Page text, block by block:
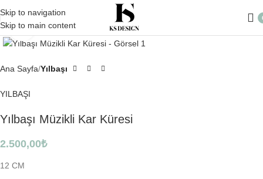
Skip to navigation
Skip to main content
Click to enlarge
Ana Sayfa Yılbaşı
YILBAŞI
Yılbaşı Müzikli Kar Küresi
2.500,00₺
12 CM